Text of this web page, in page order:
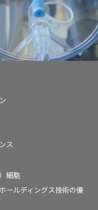
ス
細胞
ールディングス技術の優